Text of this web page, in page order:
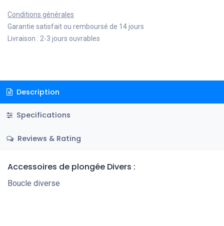
Conditions générales
Garantie satisfait ou remboursé de 14 jours
Livraison : 2-3 jours ouvrables
Description
Specifications
Reviews & Rating
Accessoires de plongée Divers :
Boucle diverse